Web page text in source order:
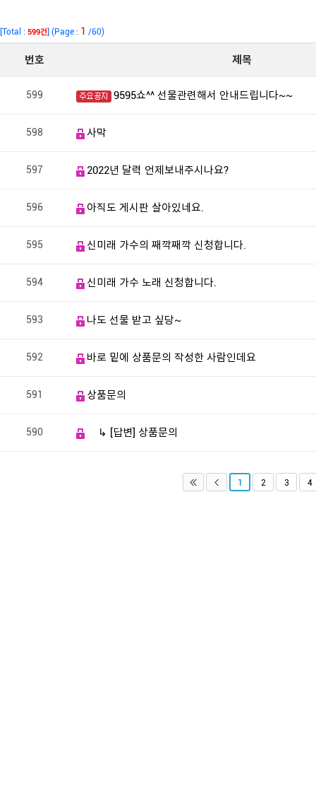
[Total : 599건] (Page : 1 /60)
번호 제목
599 9595쇼^^ 선물관련해서 안내드립니다~~
598 사막
597 2022년 달력 언제보내주시나요?
596 아직도 게시판 살아있네요.
595 신미래 가수의 째깍째깍 신청합니다.
594 신미래 가수 노래 신청합니다.
593 나도 선물 받고 싶당~
592 바로 밑에 상품문의 작성한 사람인데요
591 상품문의
590 ↳ [답변] 상품문의
1 2 3 4